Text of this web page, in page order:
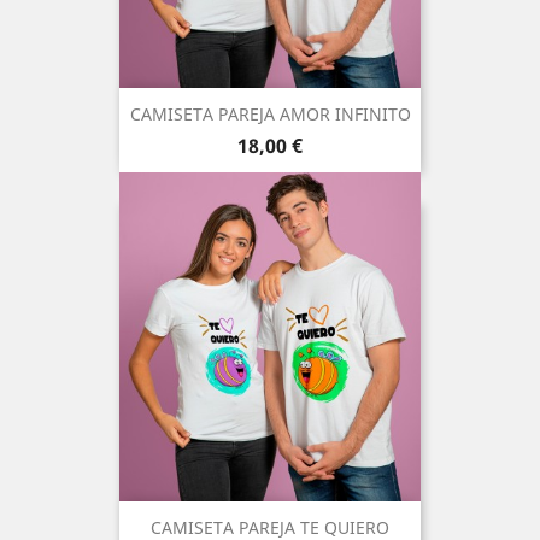
CAMISETA PAREJA AMOR INFINITO
Precio
18,00 €
CAMISETA PAREJA TE QUIERO